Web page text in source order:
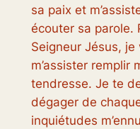
sa paix et
écouter sa parole.
Seigneur Jésus,
m’assister
tendresse. Je te
dégager de
inquiétudes